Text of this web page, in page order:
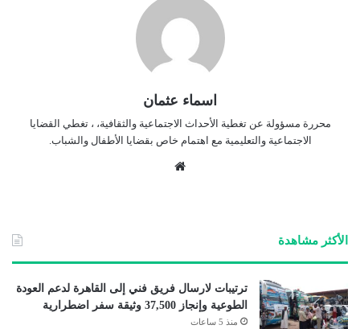
اسماء عثمان
محررة مسؤولة عن تغطية الأحداث الاجتماعية والثقافية، ، تغطي القضايا
الاجتماعية والتعليمية مع اهتمام خاص بقضايا الأطفال والشباب.
الأكثر مشاهدة
ترتيبات لارسال فريق فني إلى القاهرة لدعم العودة
الطوعية وإنجاز 37,500 وثيقة سفر اضطرارية
منذ 5 ساعات